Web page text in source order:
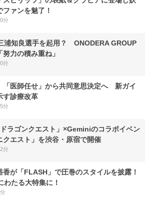
ァンを魅了！
分
浦知良選手を起用？ ONODERA GROUP
力の積み重ね」
分
「医師任せ」から共同意思決定へ 新ガイ
す診療改革
分
ラゴンクエスト」×Geminiのコラボイベン
クエスト」を渋谷・原宿で開催
分
香が「FLASH」で圧巻のスタイルを披露！
わたる大特集に！